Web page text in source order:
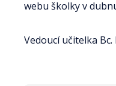
webu školky v
Vedoucí učitelka